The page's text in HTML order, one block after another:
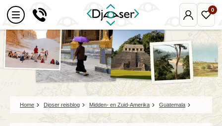
Mijn
Djoser
0
Home Djoser reisblog Midden- en Zuid-Amerika Guatemala